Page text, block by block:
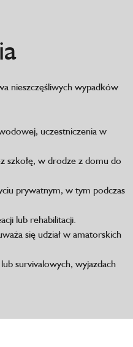
nieszczęśliwych wypadków
uczestniczenia w
szkołę, w drodze z domu do
prywatnym, w tym podczas
lub rehabilitacji.
się udział w amatorskich
survivalowych, wyjazdach